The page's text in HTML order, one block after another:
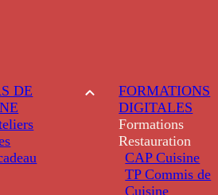
DE
FORMATIONS
DIGITALES
Formations
Restauration
CAP Cuisine
TP Commis de
Cuisine